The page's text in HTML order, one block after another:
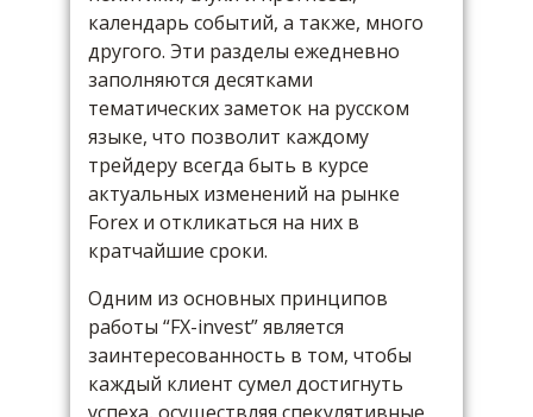
календарь событий, а также, много
другого. Эти разделы ежедневно
заполняются десятками
тематических заметок на русском
языке, что позволит каждому
трейдеру всегда быть в курсе
актуальных изменений на рынке
Forex и откликаться на них в
кратчайшие сроки.
Одним из основных принципов
работы “FX-invest” является
заинтересованность в том, чтобы
каждый клиент сумел достигнуть